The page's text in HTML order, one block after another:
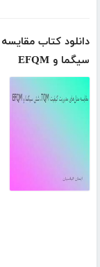
سیگما و EFQM